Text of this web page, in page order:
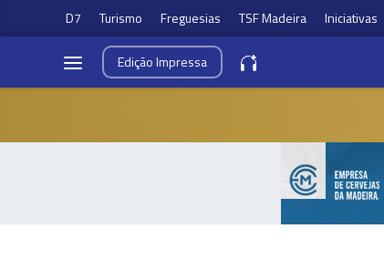
D7 Turismo Freguesias TSF Madeira Iniciativas
EdiçãoImpressa